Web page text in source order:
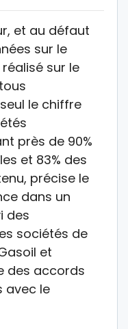
et au défaut
sur le
sur le
le chiffre
près de 90%
et 83% des
précise le
dans un
des
sociétés de
et
des accords
avec le